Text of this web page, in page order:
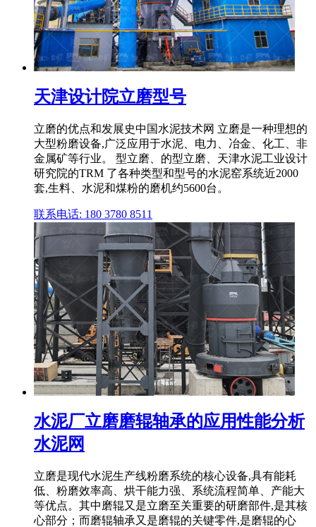
天津设计院立磨型号
立磨的优点和发展史中国水泥技术网 立磨是一种理想的
大型粉磨设备,广泛应用于水泥、电力、冶金、化工、非
金属矿等行业。 型立磨、的型立磨、天津水泥工业设计
研究院的TRM 了各种类型和型号的水泥窑系统近2000
套,生料、水泥和煤粉的磨机约5600台。
联系电话: 180 3780 8511
水泥厂立磨磨辊轴承的应用性能分析
水泥网
立磨是现代水泥生产线粉磨系统的核心设备,具有能耗
低、粉磨效率高、烘干能力强、系统流程简单、产能大
等优点。其中磨辊又是立磨至关重要的研磨部件,是其核
心部分；而磨辊轴承又是磨辊的关键零件,是磨辊的心